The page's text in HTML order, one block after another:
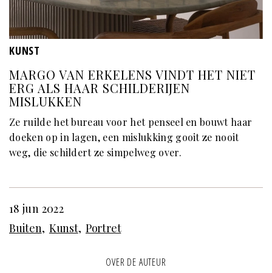
KUNST
MARGO VAN ERKELENS VINDT HET NIET
ERG ALS HAAR SCHILDERIJEN
MISLUKKEN
Ze ruilde het bureau voor het penseel en bouwt haar
doeken op in lagen, een mislukking gooit ze nooit
weg, die schildert ze simpelweg over.
18 jun 2022
Buiten Kunst Portret
OVER DE AUTEUR